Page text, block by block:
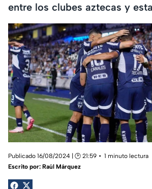
entre los clubes aztecas y
Publicado 16/08/2024 | 🕑 21:59
1 minuto lectura
Escrito por: Raúl Márquez